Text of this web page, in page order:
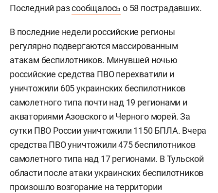
Последний разсообщалось о 58 пострадавших.
В последние недели российские регионы
регулярно подвергаются массированным
атакам беспилотников. Минувшей ночью
российские средства ПВО перехватили и
уничтожили 605 украинских беспилотников
самолетного типа почти над 19 регионами и
акваториями Азовского и Черного морей. За
сутки ПВО России уничтожили 1150 БПЛА. Вчера
средства ПВО уничтожили 475 беспилотников
самолетного типа над 17 регионами. В Тульской
области после атаки украинских беспилотников
произошло возгорание на территории